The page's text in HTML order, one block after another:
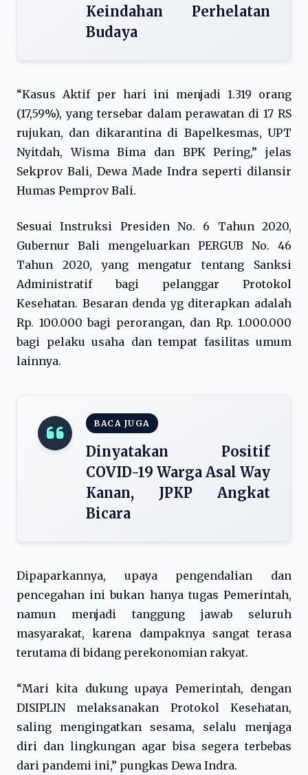
Keindahan Perhelatan
Budaya
“Kasus Aktif per hari ini menjadi 1.319 orang
(17,59%), yang tersebar dalam perawatan di 17 RS
rujukan, dan dikarantina di Bapelkesmas, UPT
Nyitdah, Wisma Bima dan BPK Pering,” jelas
Sekprov Bali, Dewa Made Indra seperti dilansir
Humas Pemprov Bali.
Sesuai Instruksi Presiden No. 6 Tahun 2020,
Gubernur Bali mengeluarkan PERGUB No. 46
Tahun 2020, yang mengatur tentang Sanksi
Administratif bagi pelanggar Protokol
Kesehatan. Besaran denda yg diterapkan adalah
Rp. 100.000 bagi perorangan, dan Rp. 1.000.000
bagi pelaku usaha dan tempat fasilitas umum
lainnya.
BACA JUGA
Dinyatakan Positif
COVID-19 Warga Asal Way
Kanan, JPKP Angkat
Bicara
Dipaparkannya, upaya pengendalian dan
pencegahan ini bukan hanya tugas Pemerintah,
namun menjadi tanggung jawab seluruh
masyarakat, karena dampaknya sangat terasa
terutama di bidang perekonomian rakyat.
“Mari kita dukung upaya Pemerintah, dengan
DISIPLIN melaksanakan Protokol Kesehatan,
saling mengingatkan sesama, selalu menjaga
diri dan lingkungan agar bisa segera terbebas
dari pandemi ini,” pungkas Dewa Indra.